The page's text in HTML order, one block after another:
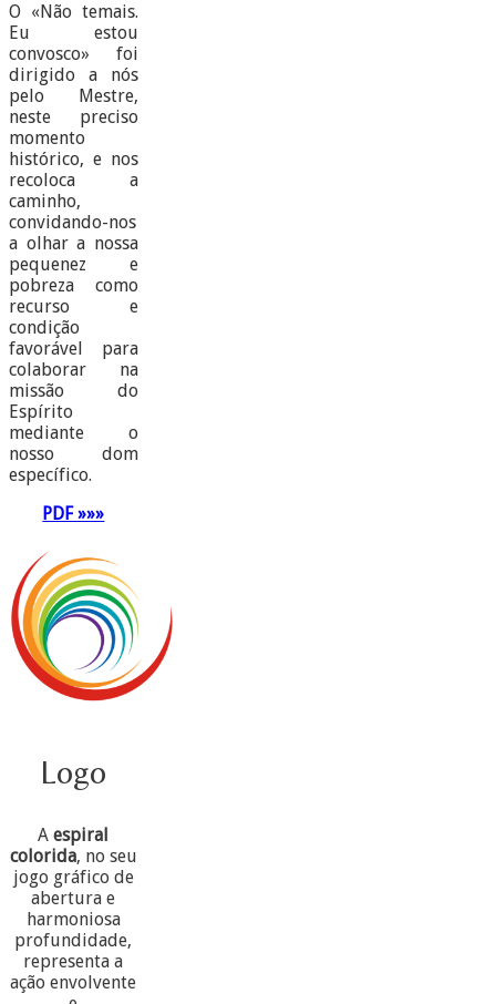
O «Não temais.
Eu estou
convosco» foi
dirigido a nós
pelo Mestre,
neste preciso
momento
histórico, e nos
recoloca a
caminho,
convidando-nos
a olhar a nossa
pequenez e
pobreza como
recurso e
condição
favorável para
colaborar na
missão do
Espírito
mediante o
nosso dom
específico.
PDF »»»
Logo
Aespiral
colorida, no seu
jogo gráfico de
abertura e
harmoniosa
profundidade,
representa a
ação envolvente